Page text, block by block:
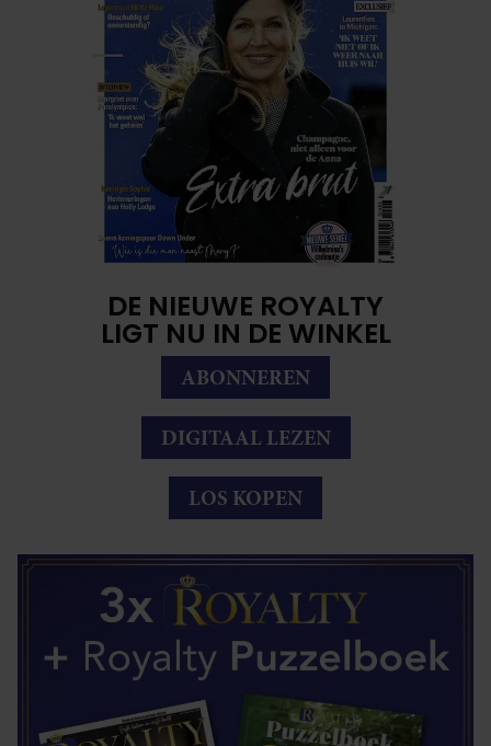
DE NIEUWE ROYALTY
LIGT NU IN DE WINKEL
ABONNEREN
DIGITAAL LEZEN
LOS KOPEN